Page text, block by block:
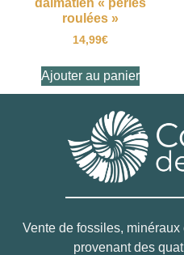
roulées »
14,99€
Ajouter au panier
Vente de fossiles,
provenant des